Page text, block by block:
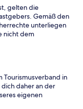
gelten die
Gemäß den
unterliegen
nicht dem
Tourismusverband in
daher an der
eigenen